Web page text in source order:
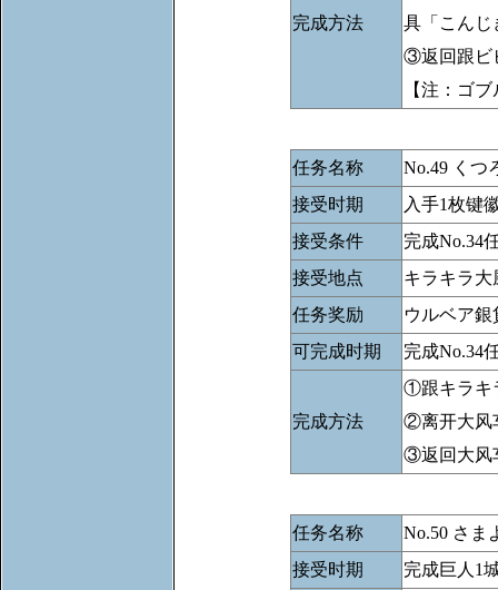
完成方法
具「こんじ
③返回跟ビ
【注：ゴ
任务名称
No.49 くつ
接受时期
入手1枚键
接受条件
完成No.34
接受地点
キラキラ大
任务奖励
ウルベア
可完成时期
完成No.34
完成方法
①跟キラキ
②离开大风
③返回大风
任务名称
No.50 さま
接受时期
完成巨人1